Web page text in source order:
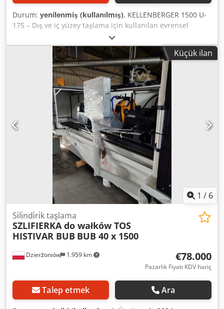
Durum: yenilenmiş (kullanılmış), KELLENBERGER 1500 U-
175 – Dış ve iç yüzey taşlama için kullanılan evrensel
dairesel taşlama makinesi - Merkezler arası mesafe: 1.500
mm - Merkezler arası yükseklik: 175 mm - Tamamen revize
edildi (Modernizasyon yapıldı) – Makine tamamen
sökülerek, parça parça yeniden monte edildi. Yatak yolları
gözden geçirildi, yataklar yenilendi, yeni bir kontrol paneli
ve yeni elektrik tesisatı takıldı, komple yeniden boyama
yapıldı ve en yüksek hassasiyet için geometrik ayarlamalar
yapıldı. Dcedpfx Ajwqlykehpsk - Siemens servo motoru, dış
ve iç yüzey taşlama için frekans invertörleri ve dijital ölçüm
sistemi (Fagor) ile donatılmıştır. - İç yüzey taşlama aparatı
dahildir. - Makinenin durumu, yeni bir makineyle
karşılaştırılabilir. - Hemen kullanıma hazırdır. - Geniş bir
aksesuar yelpazesi mevcuttur. - Çalışır durumda gösterim
ve deneme sürüşü her zaman mümkündür. Mevcutluk:
Hemen! Opsiyon 1000U: Revizyon sürecinde.
Küçük ilan
1 / 6
Dzierżoniów 1.959 km
Si̇li̇ndi̇ri̇k taşlama
SZLIFIERKA do wałków TOS
HISTIVAR BUB BUB 40 x 1500
€78.000
Pazarlık Fiyatı KDV hariç
Talep etmek Ara